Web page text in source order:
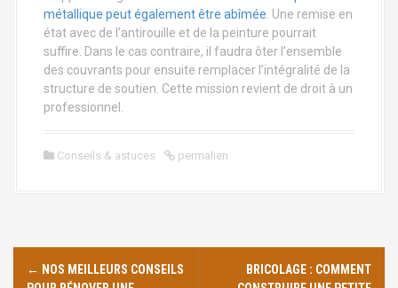
métallique peut également être abîmée . Une remise en
état avec de l’antirouille et de la peinture pourrait
suffire. Dans le cas contraire, il faudra ôter l’ensemble
des couvrants pour ensuite remplacer l’intégralité de la
structure de soutien. Cette mission revient de droit à un
professionnel.
Conseils & astuces permalien
N← NOS MEILLEURS CONSEILS
BRICOLAGE : COMMENT